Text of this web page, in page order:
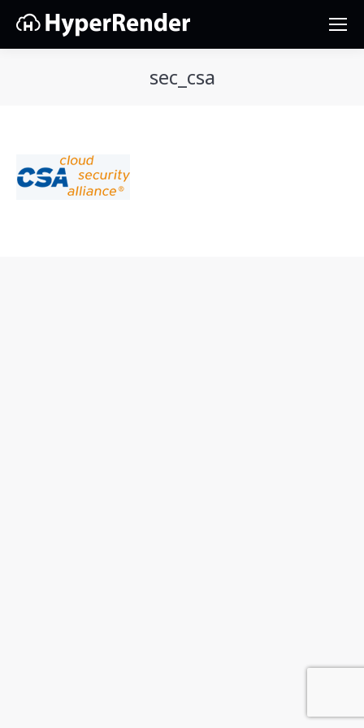
sec_csa